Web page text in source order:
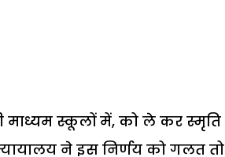
माध्यम स्कूलों में, को ले कर स्मृति
ने इस निर्णय को गलत तो